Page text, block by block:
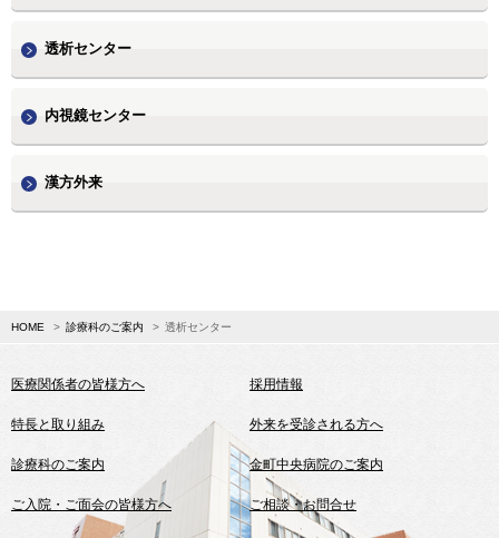
透析センター
内視鏡センター
漢方外来
HOME 診療科のご案内 透析センター
医療関係者の皆様方へ 採用情報
特長と取り組み 外来を受診される方へ
診療科のご案内 金町中央病院のご案内
ご入院・ご面会の皆様方へ ご相談・お問合せ